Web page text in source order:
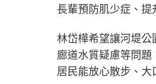
長輩預防肌少症、提
林岱樺希望讓河堤
廊道水質疑慮等問
居民能放心散步、大